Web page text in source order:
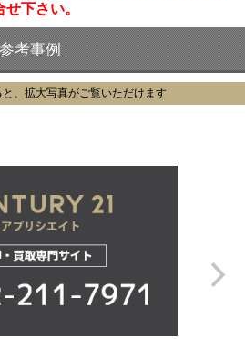
下さい。
考事例
、拡大写真がご覧いただけます